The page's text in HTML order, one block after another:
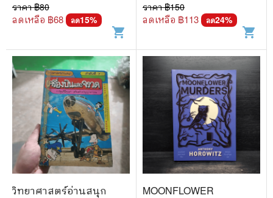
ราคา ฿80
ลดเหลือ ฿68 ลด15%
shopping_cart
ราคา ฿150
ลดเหลือ ฿113 ลด24%
shopping_cart
วิทยาศาสตร์อ่านสนุก
MOONFLOWER